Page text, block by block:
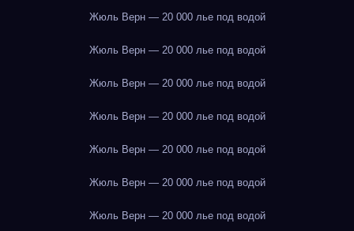
Жюль Верн — 20 000 лье под водой
Жюль Верн — 20 000 лье под водой
Жюль Верн — 20 000 лье под водой
Жюль Верн — 20 000 лье под водой
Жюль Верн — 20 000 лье под водой
Жюль Верн — 20 000 лье под водой
Жюль Верн — 20 000 лье под водой